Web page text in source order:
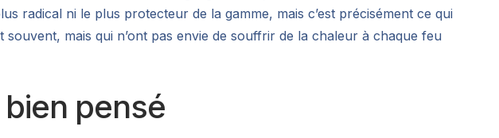
radical ni le plus protecteur de la gamme, mais c’est précisément ce qui
mais qui n’ont pas envie de souffrir de la chaleur à chaque feu
pensé